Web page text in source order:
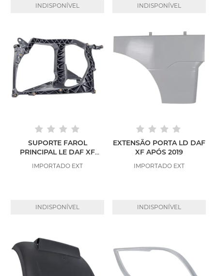
INDISPONÍVEL INDISPONÍVEL
SUPORTE FAROL
PRINCIPAL LE DAF XF
IMPORTADO EXT
INDISPONÍVEL
EXTENSÃO PORTA LD DAF
XF APÓS 2019
IMPORTADO EXT
INDISPONÍVEL